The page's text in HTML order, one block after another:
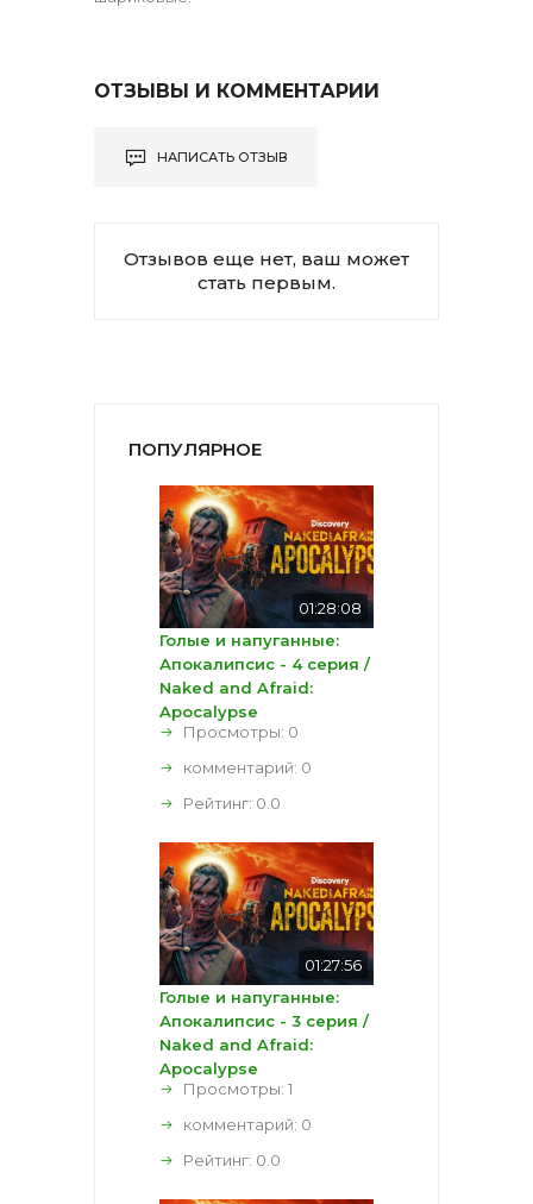
ОТЗЫВЫ И КОММЕНТАРИИ
НАПИСАТЬ ОТЗЫВ
Отзывов еще нет, ваш может
стать первым.
ПОПУЛЯРНОЕ
01:28:08
Голые и напуганные:
Апокалипсис - 4 серия /
Naked and Afraid:
Apocalypse
Просмотры: 0
комментарий: 0
Рейтинг: 0.0
01:27:56
Голые и напуганные:
Апокалипсис - 3 серия /
Naked and Afraid:
Apocalypse
Просмотры: 1
комментарий: 0
Рейтинг: 0.0